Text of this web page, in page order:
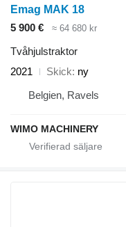
Emag MAK 18
5 900 €
≈ 64 680 kr
Tvåhjulstraktor
2021
Skick ny
Belgien, Ravels
WIMO MACHINERY